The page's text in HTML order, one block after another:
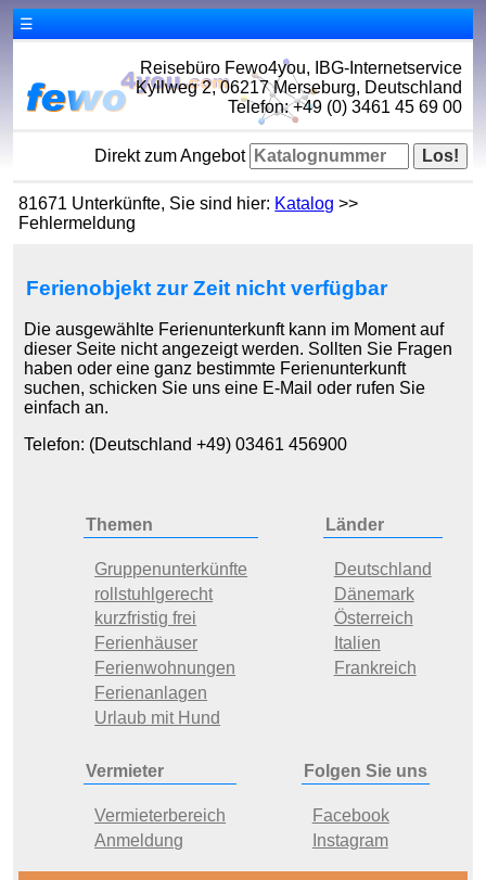
☰
Reisebüro Fewo4you, IBG-Internetservice
Kyllweg 2, 06217 Merseburg, Deutschland
Telefon: +49 (0) 3461 45 69 00
Direkt zum Angebot
81671 Unterkünfte, Sie sind hier: Katalog >>
Fehlermeldung
Ferienobjekt zur Zeit nicht verfügbar
Die ausgewählte Ferienunterkunft kann im Moment auf
dieser Seite nicht angezeigt werden. Sollten Sie Fragen
haben oder eine ganz bestimmte Ferienunterkunft
suchen, schicken Sie uns eine E-Mail oder rufen Sie
einfach an.
Telefon: (Deutschland +49) 03461 456900
Themen
Gruppenunterkünfte
rollstuhlgerecht
kurzfristig frei
Ferienhäuser
Ferienwohnungen
Ferienanlagen
Urlaub mit Hund
Länder
Deutschland
Dänemark
Österreich
Italien
Frankreich
Vermieter
Vermieterbereich
Anmeldung
Folgen Sie uns
Facebook
Instagram